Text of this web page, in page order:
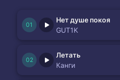
Нет душе покоя
GUT1K
Летать
Канги